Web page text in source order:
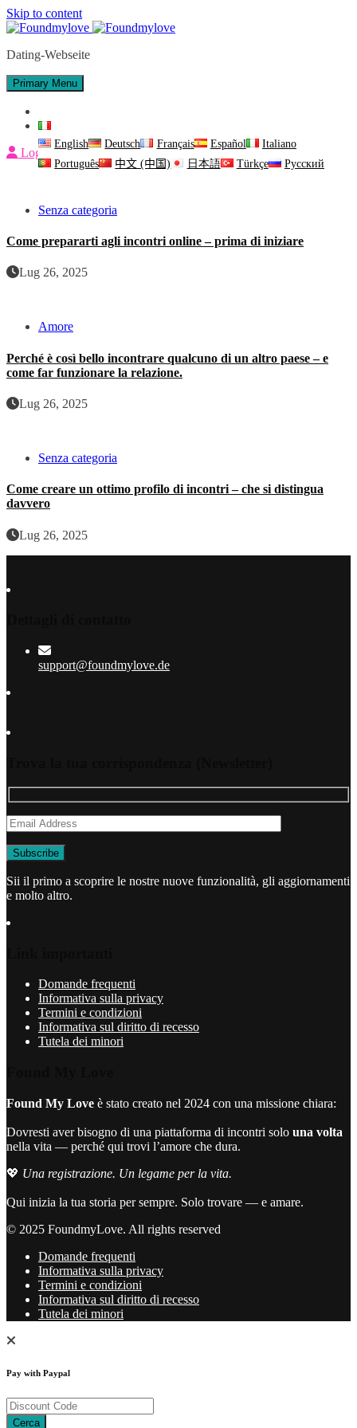
Skip to content
Dating-Webseite
Primary Menu
English Deutsch Français Español
Italiano
Português
中文 (中国) 日本語 Türkçe Русский
Login
Senza categoria
Come prepararti agli incontri online – prima di iniziare
Lug 26, 2025
Amore
Perché è così bello incontrare qualcuno di un altro paese – e
come far funzionare la relazione.
Lug 26, 2025
Senza categoria
Come creare un ottimo profilo di incontri – che si distingua
davvero
Lug 26, 2025
support@foundmylove.de
Sii il primo a scoprire le nostre nuove funzionalità, gli aggiornamenti
e molto altro.
Domande frequenti
Informativa sulla privacy
Termini e condizioni
Informativa sul diritto di recesso
Tutela dei minori
Found My Love è stato creato nel 2024 con una missione chiara:
Dovresti aver bisogno di una piattaforma di incontri solo una volta
nella vita — perché qui trovi l’amore che dura.
💖 Una registrazione. Un legame per la vita.
Qui inizia la tua storia per sempre. Solo trovare — e amare.
© 2025 FoundmyLove. All rights reserved
Domande frequenti
Informativa sulla privacy
Termini e condizioni
Informativa sul diritto di recesso
Tutela dei minori
Pay with Paypal
Cerca